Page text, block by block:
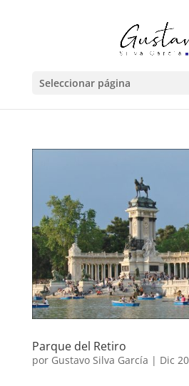
Seleccionar página
Parque del Retiro
por Gustavo Silva García | Dic